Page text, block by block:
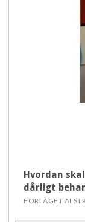
Hvordan
dårligt
FORLAGET